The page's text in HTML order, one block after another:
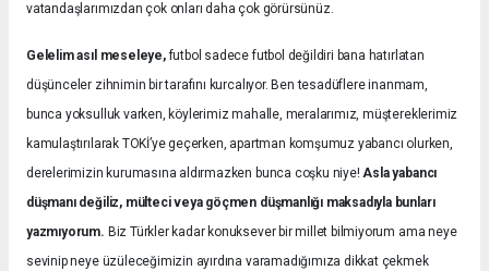
vatandaşlarımızdan çok onları daha çok görürsünüz.
Gelelim asıl meseleye,futbol sadece futbol değildiri bana hatırlatan
düşünceler zihnimin bir tarafını kurcalıyor. Ben tesadüflere inanmam,
bunca yoksulluk varken, köylerimiz mahalle, meralarımız, müştereklerimiz
kamulaştırılarak TOKİ’ye geçerken, apartman komşumuz yabancı olurken,
derelerimizin kurumasına aldırmazken bunca coşku niye!Asla yabancı
düşmanı değiliz, mülteci veya göçmen düşmanlığı maksadıyla bunları
yazmıyorum. Biz Türkler kadar konuksever bir millet bilmiyorum ama neye
sevinip neye üzüleceğimizin ayırdına varamadığımıza dikkat çekmek